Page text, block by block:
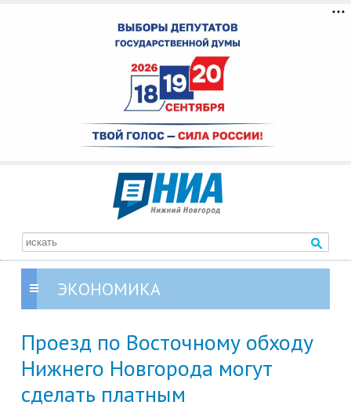
ЭКОНОМИКА
Проезд по Восточному обходу
Нижнего Новгорода могут
сделать платным